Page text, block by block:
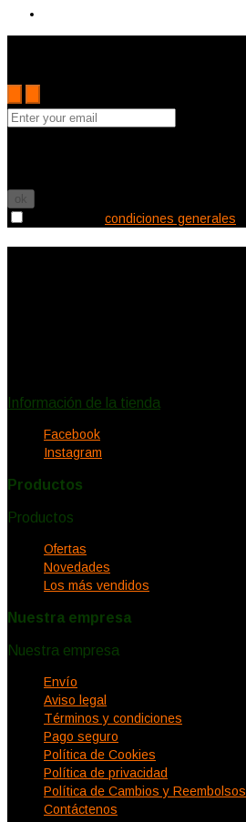
condiciones generales
Información de la tienda
Facebook
Instagram
Productos
Productos
Ofertas
Novedades
Los más vendidos
Nuestra empresa
Nuestra empresa
Envío
Aviso legal
Términos y condiciones
Pago seguro
Política de Cookies
Política de privacidad
Política de Cambios y Reembolsos
Contáctenos